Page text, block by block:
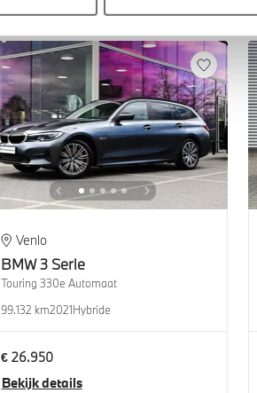
Venlo
BMW 3 Serie
Touring 330e Automaat
99.132 km2021Hybride
€ 26.950
Bekijk details